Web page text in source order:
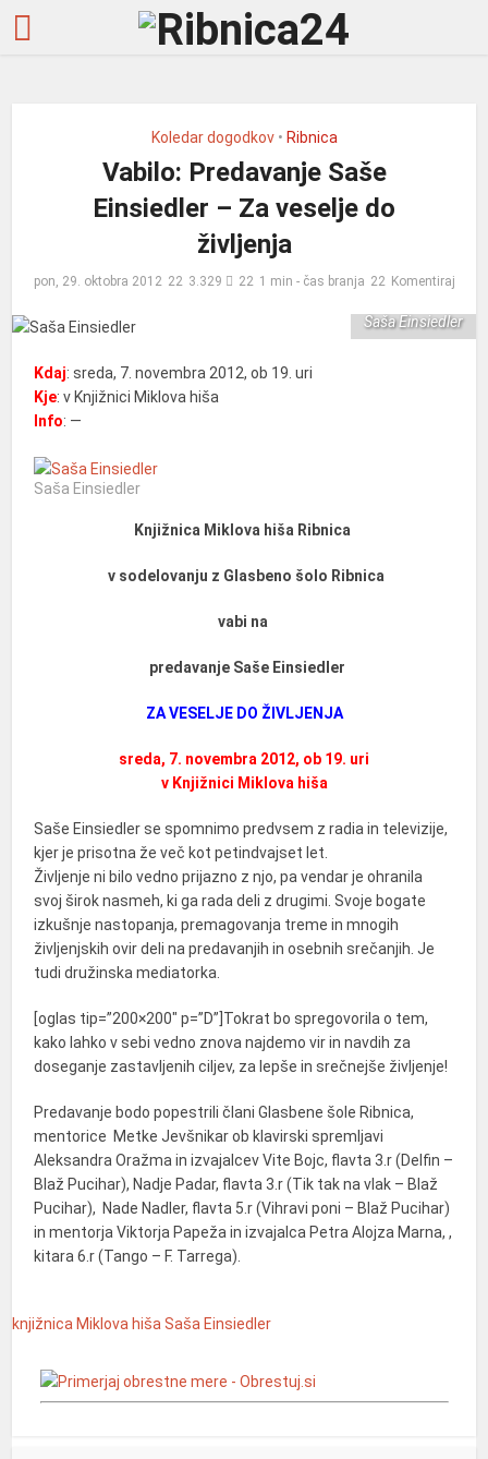
Koledar dogodkov • Ribnica
Vabilo: Predavanje Saše
Einsiedler – Za veselje do
življenja
pon, 29. oktobra 2012 3.329 1 min - čas branja Komentiraj
Saša Einsiedler
Kdaj: sreda, 7. novembra 2012, ob 19. uri
Kje: v Knjižnici Miklova hiša
Info: —
Saša Einsiedler
Knjižnica Miklova hiša Ribnica
v sodelovanju z Glasbeno šolo Ribnica
vabi na
predavanje Saše Einsiedler
ZA VESELJE DO ŽIVLJENJA
sreda, 7. novembra 2012, ob 19. uri
v Knjižnici Miklova hiša
Saše Einsiedler se spomnimo predvsem z radia in televizije,
kjer je prisotna že več kot petindvajset let.
Življenje ni bilo vedno prijazno z njo, pa vendar je ohranila
svoj širok nasmeh, ki ga rada deli z drugimi. Svoje bogate
izkušnje nastopanja, premagovanja treme in mnogih
življenjskih ovir deli na predavanjih in osebnih srečanjih. Je
tudi družinska mediatorka.
[oglas tip=”200×200″ p=”D”]Tokrat bo spregovorila o tem,
kako lahko v sebi vedno znova najdemo vir in navdih za
doseganje zastavljenih ciljev, za lepše in srečnejše življenje!
Predavanje bodo popestrili člani Glasbene šole Ribnica,
mentorice Metke Jevšnikar ob klavirski spremljavi
Aleksandra Oražma in izvajalcev Vite Bojc, flavta 3.r (Delfin –
Blaž Pucihar), Nadje Padar, flavta 3.r (Tik tak na vlak – Blaž
Pucihar), Nade Nadler, flavta 5.r (Vihravi poni – Blaž Pucihar)
in mentorja Viktorja Papeža in izvajalca Petra Alojza Marna, ,
kitara 6.r (Tango – F. Tarrega).
knjižnica Miklova hiša Saša Einsiedler